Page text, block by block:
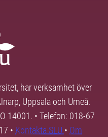
har verksamhet över
Uppsala och Umeå.
14001. • Telefon: 018-67
• Kontakta SLU • Om